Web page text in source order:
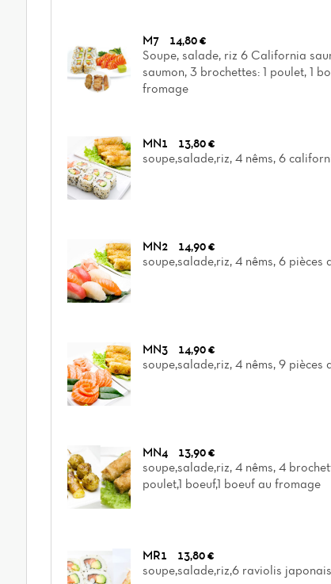
M7
14,80 €
Soupe, salade, riz 6 California
saumon, 3 brochettes: 1 poulet, 1
fromage
MN1
13,80 €
soupe,salade,riz, 4 nêms, 6
MN2
14,90 €
soupe,salade,riz, 4 nêms, 6 pièces
MN3
14,90 €
soupe,salade,riz, 4 nêms, 9 pièces
MN4
13,90 €
soupe,salade,riz, 4 nêms, 4
poulet,1 boeuf,1 boeuf au fromage
MR1
13,80 €
soupe,salade,riz,6 raviolis